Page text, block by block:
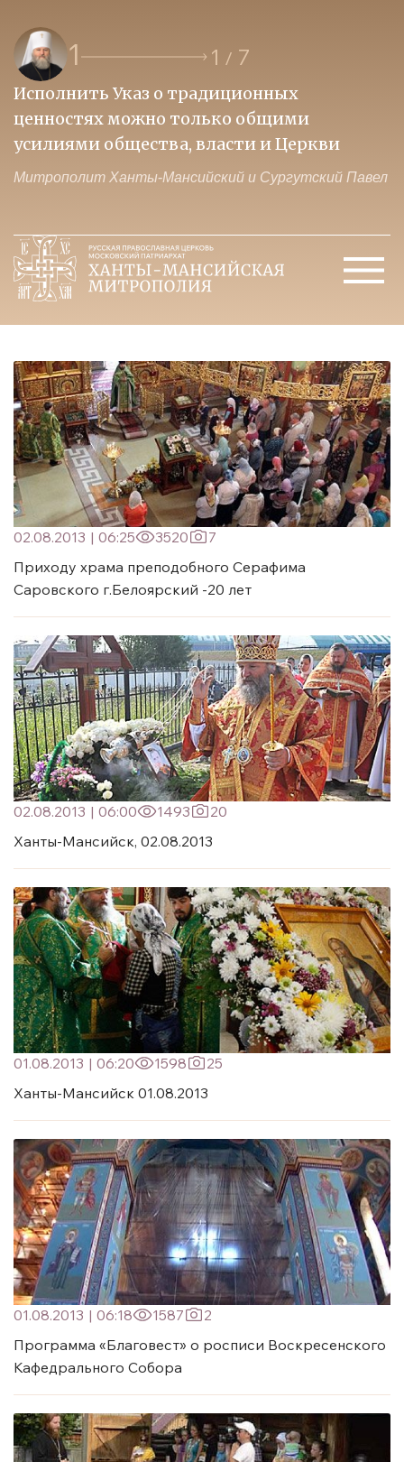
1 1 / 7
Исполнить Указ о традиционных
ценностях можно только общими
усилиями общества, власти и Церкви
Митрополит Ханты-Мансийский и Сургутский Павел
02.08.2013 | 06:25 3520
7
Приходу храма преподобного Серафима
Саровского г.Белоярский -20 лет
02.08.2013 | 06:00 1493
20
Ханты-Мансийск, 02.08.2013
01.08.2013 | 06:20 1598
25
Ханты-Мансийск 01.08.2013
01.08.2013 | 06:18 1587
2
Программа «Благовест» о росписи Воскресенского
Кафедрального Собора